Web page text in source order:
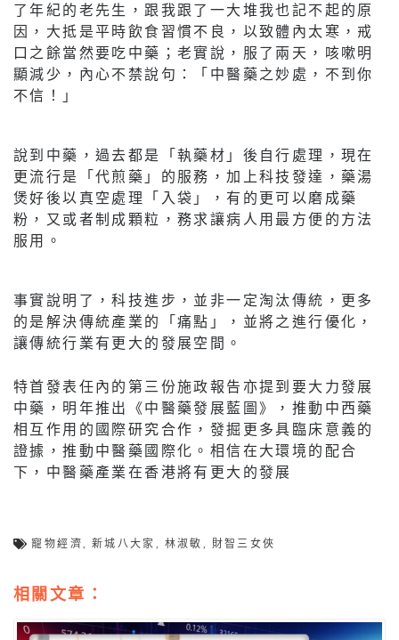
了年紀的老先生，跟我跟了一大堆我也記不起的原
因，大抵是平時飲食習慣不良，以致體內太寒，戒
口之餘當然要吃中藥；老實說，服了兩天，咳嗽明
顯減少，內心不禁說句：「中醫藥之妙處，不到你
不信！」
說到中藥，過去都是「執藥材」後自行處理，現在
更流行是「代煎藥」的服務，加上科技發達，藥湯
煲好後以真空處理「入袋」，有的更可以磨成藥
粉，又或者制成顆粒，務求讓病人用最方便的方法
服用。
事實說明了，科技進步，並非一定淘汰傳統，更多
的是解決傳統產業的「痛點」，並將之進行優化，
讓傳統行業有更大的發展空間。
特首發表任內的第三份施政報告亦提到要大力發展
中藥，明年推出《中醫藥發展藍圖》，推動中西藥
相互作用的國際研究合作，發掘更多具臨床意義的
證據，推動中醫藥國際化。相信在大環境的配合
下，中醫藥產業在香港將有更大的發展
寵物經濟, 新城八大家 , 林淑敏 , 財智三女俠
相關文章：